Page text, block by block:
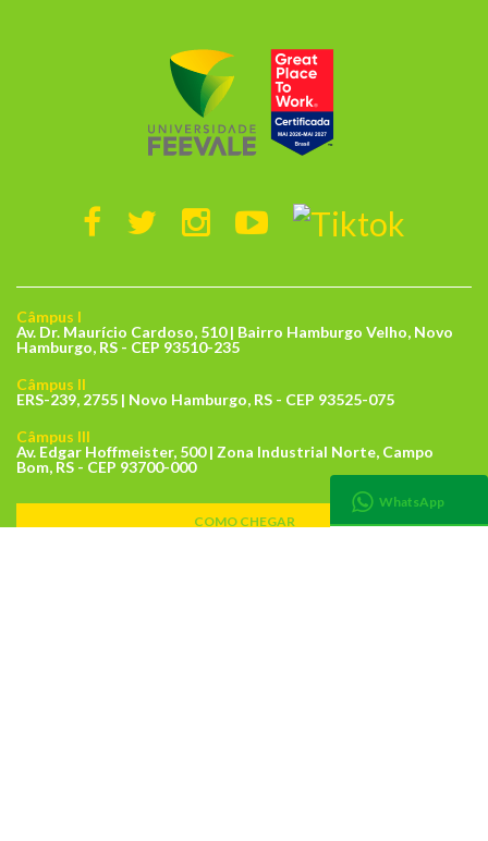
WhatsApp
Câmpus I
Av. Dr. Maurício Cardoso, 510 | Bairro Hamburgo Velho, Novo
Hamburgo, RS - CEP 93510-235
Câmpus II
ERS-239, 2755 | Novo Hamburgo, RS - CEP 93525-075
Câmpus III
Av. Edgar Hoffmeister, 500 | Zona Industrial Norte, Campo
Bom, RS - CEP 93700-000
COMO CHEGAR